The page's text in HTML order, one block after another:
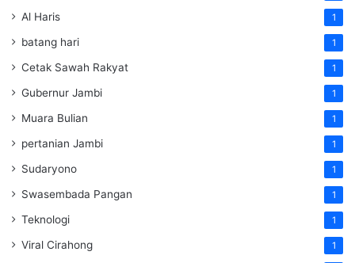
Al Haris 1
batang hari 1
Cetak Sawah Rakyat 1
Gubernur Jambi 1
Muara Bulian 1
pertanian Jambi 1
Sudaryono 1
Swasembada Pangan 1
Teknologi 1
Viral Cirahong 1